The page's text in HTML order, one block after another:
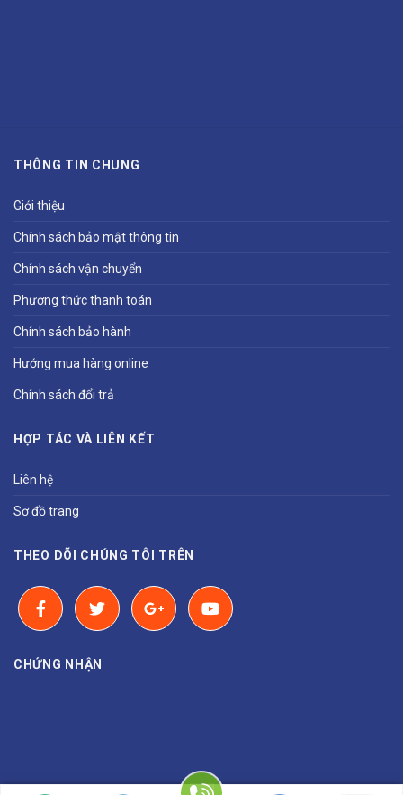
THÔNG TIN CHUNG
Giới thiệu
Chính sách bảo mật thông tin
Chính sách vận chuyển
Phương thức thanh toán
Chính sách bảo hành
Hướng mua hàng online
Chính sách đổi trả
HỢP TÁC VÀ LIÊN KẾT
Liên hệ
Sơ đồ trang
THEO DÕI CHÚNG TÔI TRÊN
CHỨNG NHẬN